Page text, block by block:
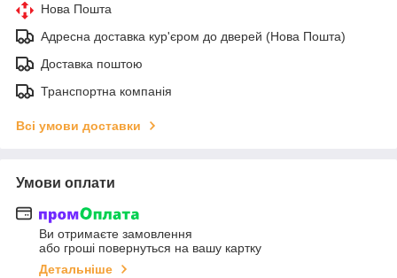
Нова Пошта
Адресна доставка кур'єром до дверей (Нова Пошта)
Доставка поштою
Транспортна компанія
Всі умови доставки
Умови оплати
Ви отримаєте замовлення
або гроші повернуться на вашу картку
Детальніше